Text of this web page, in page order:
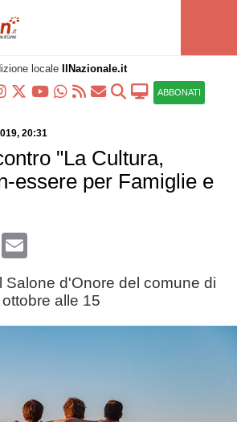
locale IlNazionale.it
ABBONATI
, 20:31
"La Cultura,
essere per Famiglie e
Email
Salone d'Onore del comune di
alle 15